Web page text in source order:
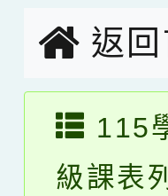
返
115
級課表